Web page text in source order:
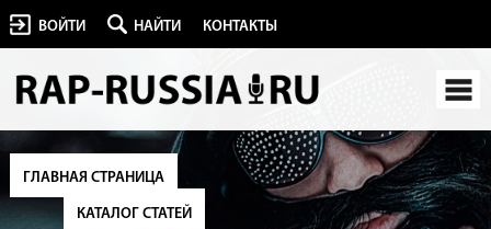
ВОЙТИ НАЙТИ КОНТАКТЫ
ГЛАВНАЯ СТРАНИЦА
КАТАЛОГ СТАТЕЙ